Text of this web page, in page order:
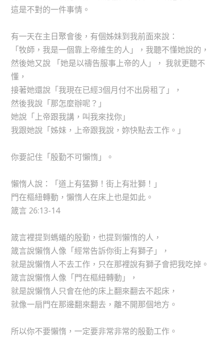
這是不對的一件事情。
有一天在主日聚會後，有個姊妹到我前面來說：
「牧師，我是一個靠上帝維生的人」，我聽不懂她說的，
然後她又說 「她是以禱告服事上帝的人」， 我就更聽不
懂，
接著她還說「我現在已經3個月付不出房租了」，
然後我說「那怎麼辦呢？」
她說「上帝跟我講，叫我來找你」
我跟她說「姊妹，上帝跟我說，妳快點去工作。」
你要記住「殷勤不可懶惰」。
懶惰人說：「道上有猛獅！街上有壯獅！」
門在樞紐轉動，懶惰人在床上也是如此。
箴言 26:13-14
箴言裡提到螞蟻的殷勤，也提到懶惰的人，
箴言說懶惰人像「經常告訴你街上有獅子」，
就是說懶惰人不去工作，只在那裡說有獅子會把我吃掉。
箴言說懶惰人像「門在樞紐轉動」，
就是說懶惰人只會在他的床上翻來翻去不起床，
就像一扇門在那邊翻來翻去，離不開那個地方。
所以你不要懶惰，一定要非常非常的殷勤工作。